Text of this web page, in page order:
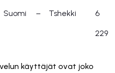
Suomi – Tshekki 6
229
käyttäjät ovat joko